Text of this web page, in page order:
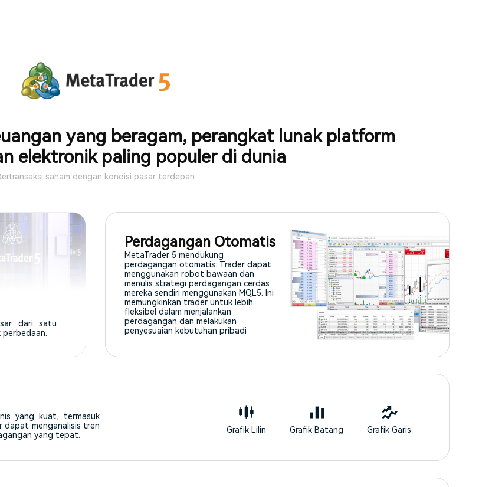
yang beragam, perangkat lunak platform
elektronik paling populer di dunia
saham dengan kondisi pasar terdepan
dari satu
Perdagangan Otomatis
MetaTrader 5 mendukung
perdagangan otomatis: Trader dapat
menggunakan robot bawaan dan
menulis strategi perdagangan cerdas
mereka sendiri menggunakan MQL5. Ini
memungkinkan trader untuk lebih
fleksibel dalam menjalankan
perdagangan dan melakukan
penyesuaian kebutuhan pribadi
yang kuat, termasuk
dapat menganalisis tren
yang tepat.
Grafik Lilin Grafik Batang Grafik Garis